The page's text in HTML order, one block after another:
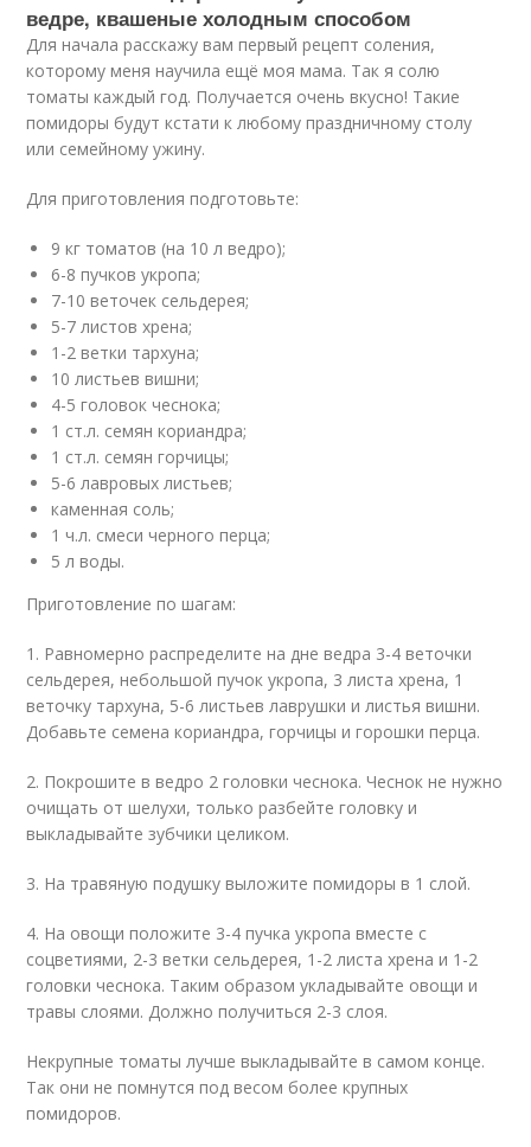
ведре, квашеные холодным способом
Для начала расскажу вам первый рецепт соления,
которому меня научила ещё моя мама. Так я солю
томаты каждый год. Получается очень вкусно! Такие
помидоры будут кстати к любому праздничному столу
или семейному ужину.
Для приготовления подготовьте:
9 кг томатов (на 10 л ведро);
6-8 пучков укропа;
7-10 веточек сельдерея;
5-7 листов хрена;
1-2 ветки тархуна;
10 листьев вишни;
4-5 головок чеснока;
1 ст.л. семян кориандра;
1 ст.л. семян горчицы;
5-6 лавровых листьев;
каменная соль;
1 ч.л. смеси черного перца;
5 л воды.
Приготовление по шагам:
1. Равномерно распределите на дне ведра 3-4 веточки
сельдерея, небольшой пучок укропа, 3 листа хрена, 1
веточку тархуна, 5-6 листьев лаврушки и листья вишни.
Добавьте семена кориандра, горчицы и горошки перца.
2. Покрошите в ведро 2 головки чеснока. Чеснок не нужно
очищать от шелухи, только разбейте головку и
выкладывайте зубчики целиком.
3. На травяную подушку выложите помидоры в 1 слой.
4. На овощи положите 3-4 пучка укропа вместе с
соцветиями, 2-3 ветки сельдерея, 1-2 листа хрена и 1-2
головки чеснока. Таким образом укладывайте овощи и
травы слоями. Должно получиться 2-3 слоя.
Некрупные томаты лучше выкладывайте в самом конце.
Так они не помнутся под весом более крупных
помидоров.